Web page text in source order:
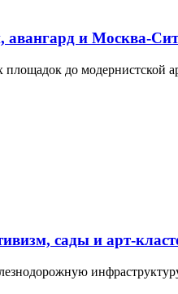
авангард и Москва-
площадок до модернистской
сады и арт-